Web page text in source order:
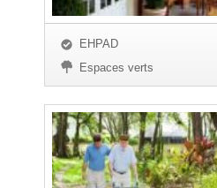
EHPAD
Espaces verts